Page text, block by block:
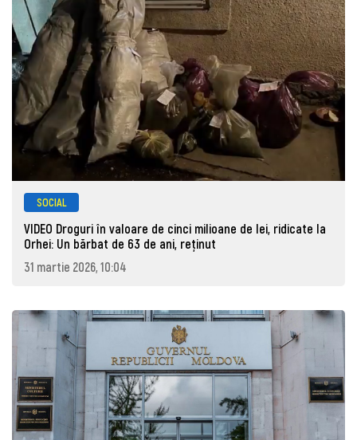
SOCIAL
VIDEO Droguri în valoare de cinci milioane de lei, ridicate la
Orhei: Un bărbat de 63 de ani, reţinut
31 martie 2026, 10:04